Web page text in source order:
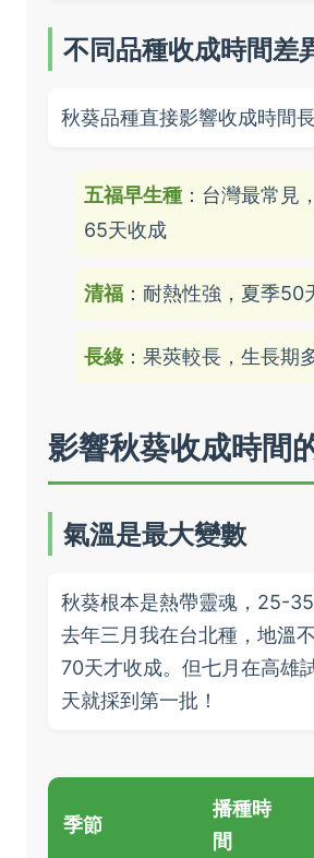
不同品種收成時間差
秋葵品種直接影響收成時間長
五福早生種 ：台灣最常見
65天收成
清福 ：耐熱性強，夏季50
長綠：果莢較長，生長期
影響秋葵收成時間
氣溫是最大變數
秋葵根本是熱帶靈魂，25-
去年三月我在台北種，地溫
70天才收成。但七月在高雄
天就採到第一批！
季節
播種時
間